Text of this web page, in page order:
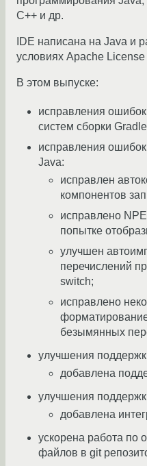
C++ и др.
IDE написана на Java и
условиях Apache License
В этом выпуске:
исправления
систем сборки
исправления
Java:
исправлен
компонентов
исправлено
попытке
улучшен
перечислений
switch;
исправлено
безымянных
улучшения
добавлена
улучшения
добавлена
ускорена работа по
файлов в git